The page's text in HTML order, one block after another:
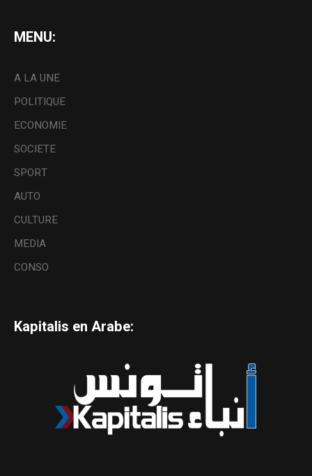
MENU:
A LA UNE
POLITIQUE
ECONOMIE
SOCIETE
SPORT
AUTO
CULTURE
MEDIA
CONSO
Kapitalis en Arabe: